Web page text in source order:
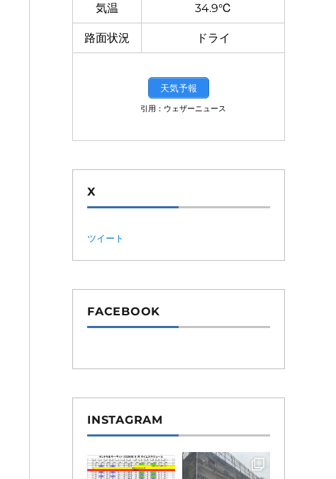
気温 34.9℃
路面状況 ドライ
天気予報
引用：ウェザーニュース
X
ツイート
FACEBOOK
INSTAGRAM